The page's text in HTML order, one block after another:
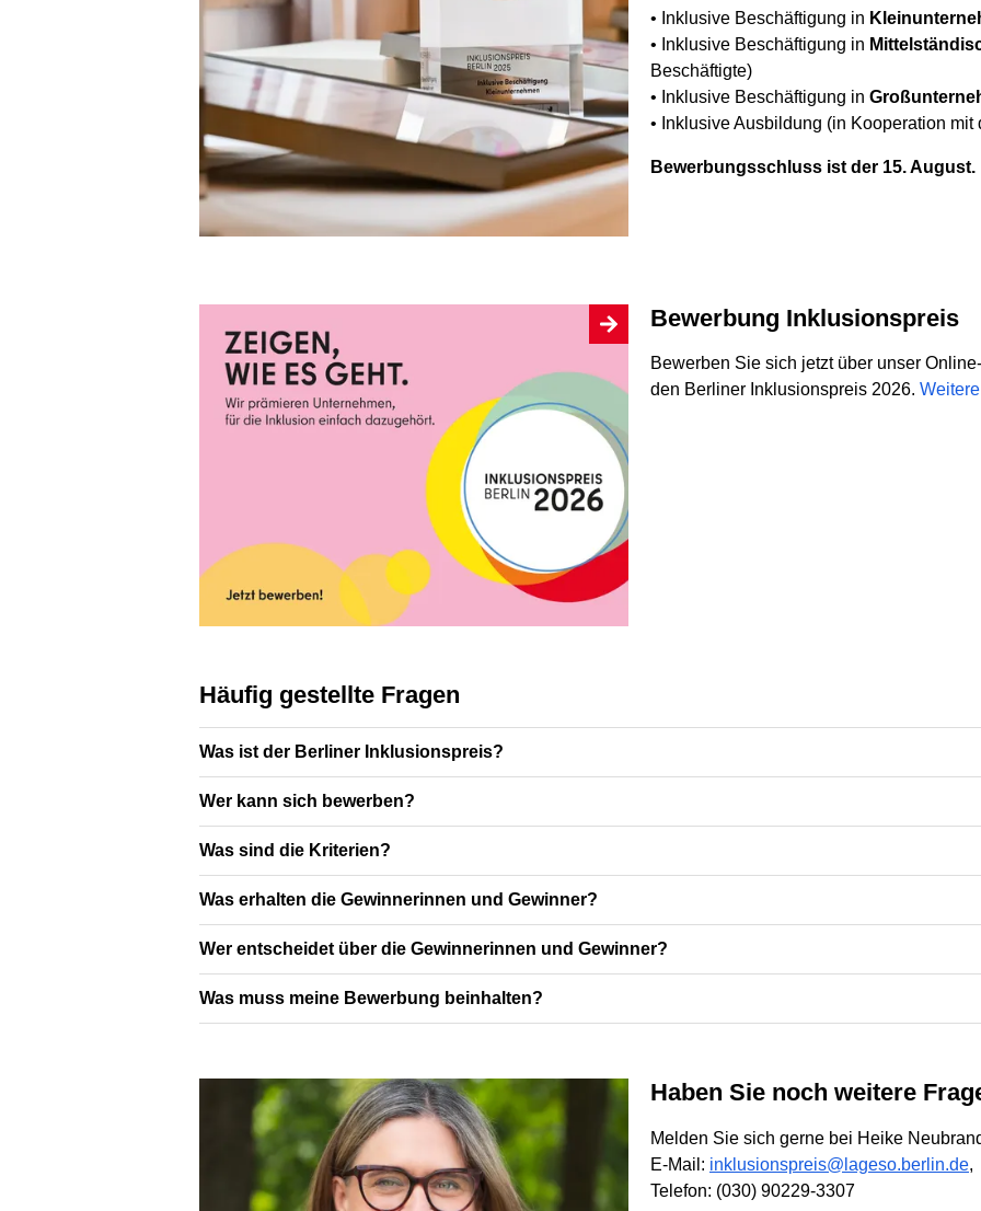
• Inklusive Beschäftigung in
• Inklusive Beschäftigung in
Beschäftigte)
• Inklusive Beschäftigung in
• Inklusive Ausbildung (in Kooperation
Bewerbungsschluss ist der 15. August.
Bewerbung Inklusionspreis
Bewerben Sie sich jetzt über unser
den Berliner Inklusionspreis 2026.
Häufig gestellte Fragen
Was ist der Berliner Inklusionspreis?
Wer kann sich bewerben?
Was sind die Kriterien?
Was erhalten die Gewinnerinnen und Gewinner?
Wer entscheidet über die Gewinnerinnen und Gewinner?
Was muss meine Bewerbung beinhalten?
Haben Sie noch weitere
Melden Sie sich gerne bei Heike
E-Mail: inklusionspreis@lageso.berlin.de,
Telefon: (030) 90229-3307